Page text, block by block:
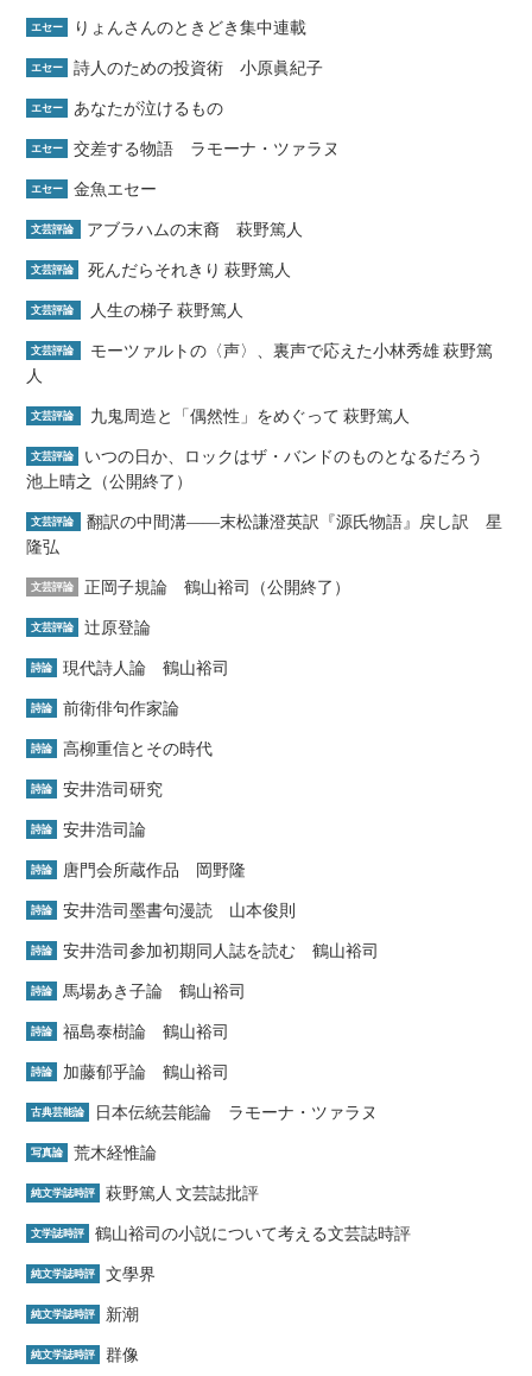
エセー りょんさんのときどき集中連載
エセー 詩人のための投資術 小原眞紀子
エセー あなたが泣けるもの
エセー 交差する物語 ラモーナ・ツァラヌ
エセー 金魚エセー
文芸評論 アブラハムの末裔 萩野篤人
文芸評論 死んだらそれきり 萩野篤人
文芸評論 人生の梯子 萩野篤人
文芸評論
モーツァルトの〈声〉、裏声で応えた小林秀雄 萩野篤
人
文芸評論 九鬼周造と「偶然性」をめぐって 萩野篤人
文芸評論
いつの日か、ロックはザ・バンドのものとなるだろう
池上晴之（公開終了）
文芸評論
翻訳の中間溝――末松謙澄英訳『源氏物語』戻し訳 星
隆弘
文芸評論 正岡子規論 鶴山裕司（公開終了）
文芸評論 辻原登論
詩論 現代詩人論 鶴山裕司
詩論 前衛俳句作家論
詩論 高柳重信とその時代
詩論 安井浩司研究
詩論 安井浩司論
詩論 唐門会所蔵作品 岡野隆
詩論 安井浩司墨書句漫読 山本俊則
詩論 安井浩司参加初期同人誌を読む 鶴山裕司
詩論 馬場あき子論 鶴山裕司
詩論 福島泰樹論 鶴山裕司
詩論 加藤郁乎論 鶴山裕司
古典芸能論 日本伝統芸能論 ラモーナ・ツァラヌ
写真論 荒木経惟論
純文学誌時評 萩野篤人 文芸誌批評
文学誌時評 鶴山裕司の小説について考える文芸誌時評
純文学誌時評 文學界
純文学誌時評 新潮
純文学誌時評 群像